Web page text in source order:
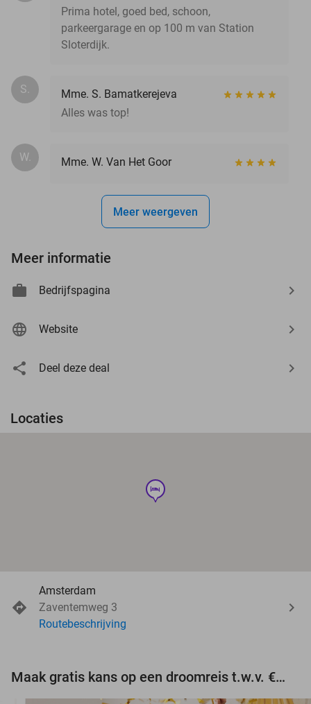
Prima hotel, goed bed, schoon,
parkeergarage en op 100 m van Station
Sloterdijk.
S.
Mme. S. Bamatkerejeva
Alles was top!
W. Mme. W. Van Het Goor
Meer weergeven
Meer informatie
Bedrijfspagina
Website
Deel deze deal
Locaties
hotel
Amsterdam
Zaventemweg 3
Routebeschrijving
Maak gratis kans op een droomreis t.w.v. €3.000!